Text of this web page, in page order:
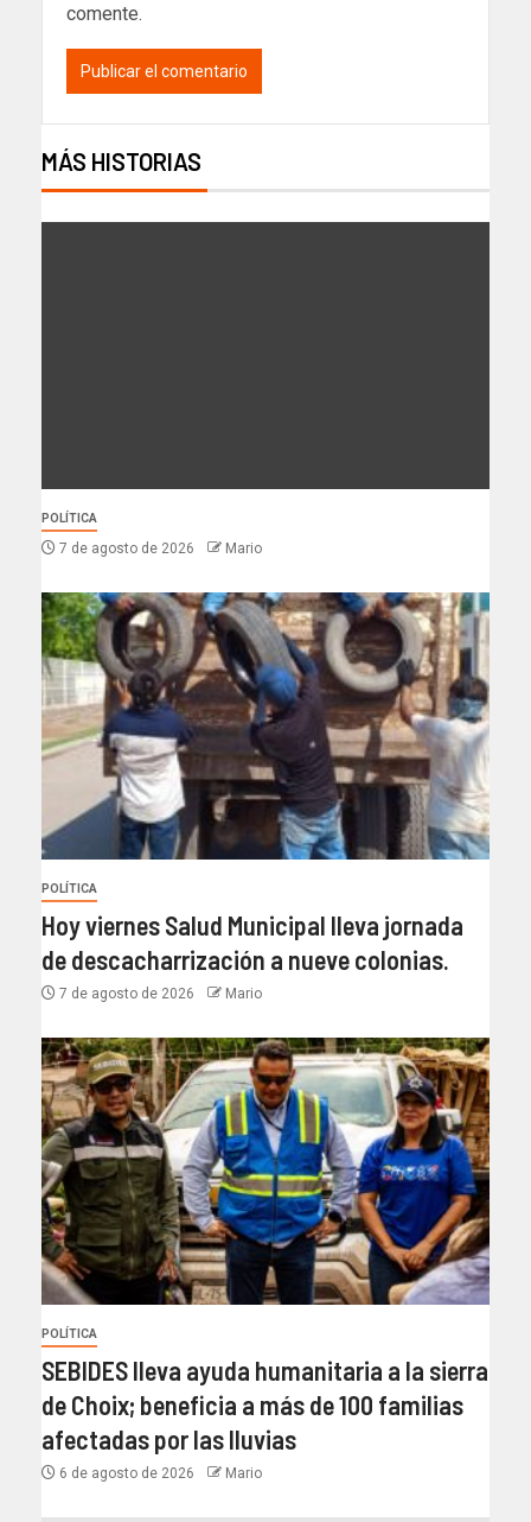
comente.
MÁS HISTORIAS
POLÍTICA
7 de agosto de 2026 Mario
POLÍTICA
Hoy viernes Salud Municipal lleva jornada
de descacharrización a nueve colonias.
7 de agosto de 2026 Mario
POLÍTICA
SEBIDES lleva ayuda humanitaria a la sierra
de Choix; beneficia a más de 100 familias
afectadas por las lluvias
6 de agosto de 2026 Mario